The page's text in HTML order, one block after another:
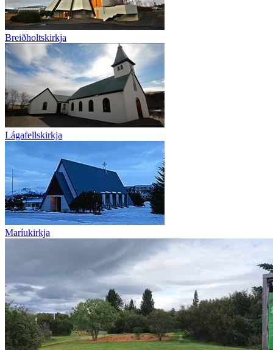
Breiðholtskirkja
Lágafellskirkja
Maríukirkja